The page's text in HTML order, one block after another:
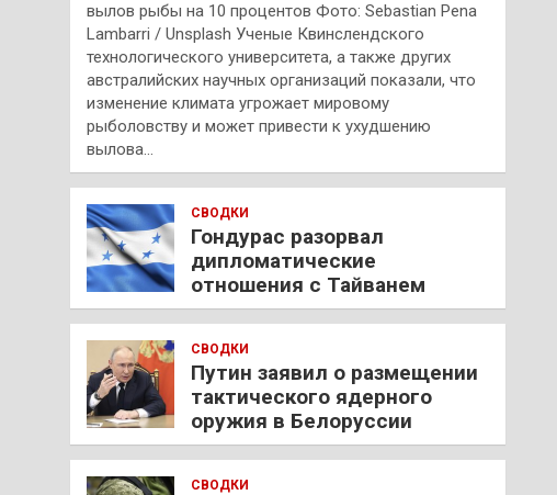
вылов рыбы на 10 процентов Фото: Sebastian Pena
Lambarri / Unsplash Ученые Квинслендского
технологического университета, а также других
австралийских научных организаций показали, что
изменение климата угрожает мировому
рыболовству и может привести к ухудшению
вылова…
СВОДКИ
Гондурас разорвал
дипломатические
отношения с Тайванем
СВОДКИ
Путин заявил о размещении
тактического ядерного
оружия в Белоруссии
СВОДКИ